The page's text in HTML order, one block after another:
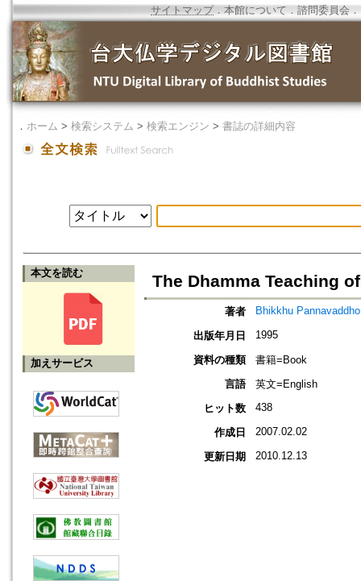
サイトマップ．本館について ． 諮問委員会 ．
． ホーム > 検索システム > 検索エンジン > 書誌の詳細内容
本文を読む
加えサービス
The Dhamma Teaching
著者 Bhikkhu Pannavaddho
出版年月日 1995
資料の種類
書籍=Book
言語
英文=English
ヒット数
438
作成日 2007.02.02
更新日期 2010.12.13